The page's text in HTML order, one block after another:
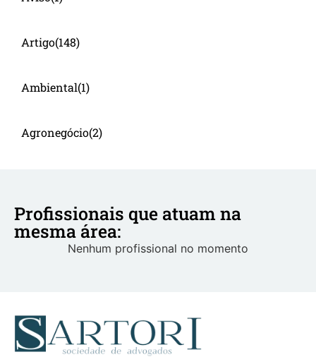
Artigo(148)
Ambiental(1)
Agronegócio(2)
Profissionais que atuam na
mesma área:
Nenhum profissional no momento